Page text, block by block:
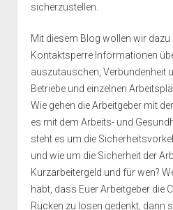
sicherzustellen.
Mit diesem Blog wollen wir dazu
Kontaktsperre Informationen
auszutauschen, Verbundenheit
Betriebe und einzelnen
Wie gehen die Arbeitgeber mit
es mit dem Arbeits- und
steht es um die
und wie um die Sicherheit der
Kurzarbeitergeld und für wen?
habt, dass Euer Arbeitgeber die
Rücken zu lösen gedenkt, dann